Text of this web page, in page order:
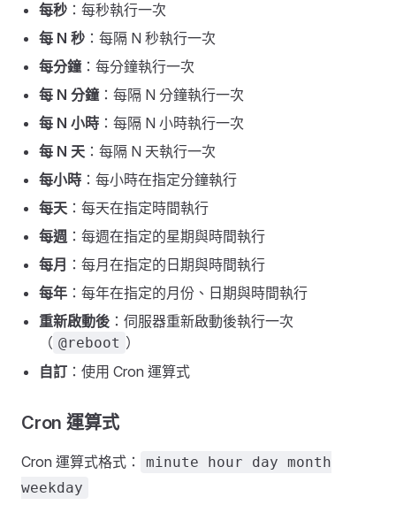
每秒 ：每秒執行一次
每 N 秒 ：每隔 N 秒執行一次
每分鐘：每分鐘執行一次
每 N 分鐘：每隔 N 分鐘執行一次
每 N 小時 ：每隔 N 小時執行一次
每 N 天 ：每隔 N 天執行一次
每小時 ：每小時在指定分鐘執行
每天 ：每天在指定時間執行
每週 ：每週在指定的星期與時間執行
每月 ：每月在指定的日期與時間執行
每年 ：每年在指定的月份、日期與時間執行
重新啟動後 ：伺服器重新啟動後執行一次
（ @reboot ）
自訂 ：使用 Cron 運算式
Cron 運算式
Cron 運算式格式：
minute hour day month
weekday